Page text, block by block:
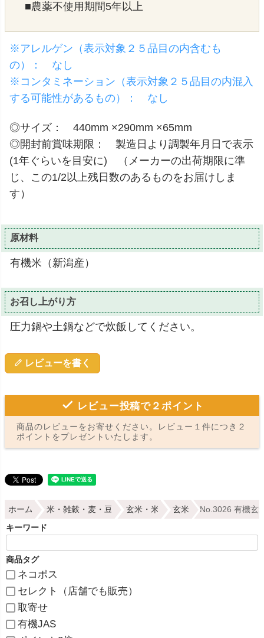
■農薬不使用期間5年以上
※アレルゲン（表示対象２５品目の内含むも
の）： なし
※コンタミネーション（表示対象２５品目の内混入
する可能性があるもの）： なし
◎サイズ： 440mm ×290mm ×65mm
◎開封前賞味期限： 製造日より調製年月日で表示
(1年ぐらいを目安に) （メーカーの出荷期限に準
じ、この1/2以上残日数のあるものをお届けしま
す）
原材料
有機米（新潟産）
お召し上がり方
圧力鍋や土鍋などで炊飯してください。
レビューを書く
レビュー投稿で２ポイント
商品のレビューをお寄せください。レビュー１件につき２
ポイントをプレゼントいたします。
ホーム 米・雑穀・麦・豆 玄米・米 玄米 No.3026 有機玄
キーワード
商品タグ
ネコポス
セレクト（店舗でも販売）
取寄せ
有機JAS